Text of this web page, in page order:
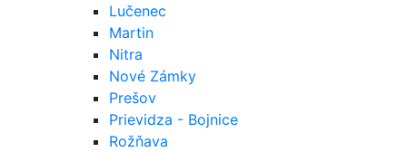
Lučenec
Martin
Nitra
Nové Zámky
Prešov
Prievidza - Bojnice
Rožňava